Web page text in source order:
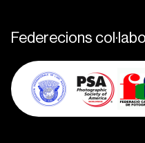
Federecions